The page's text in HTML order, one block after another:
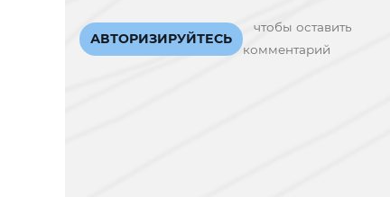
АВТОРИЗИРУЙТЕСЬ
чтобы оставить
комментарий